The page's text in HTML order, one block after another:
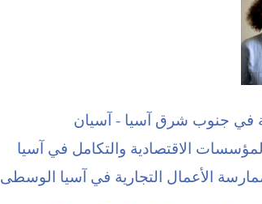
في جنوب شرق آسيا - آسيان
الاقتصادية والتكامل في آسيا
الأعمال التجارية في آسيا الوسطى